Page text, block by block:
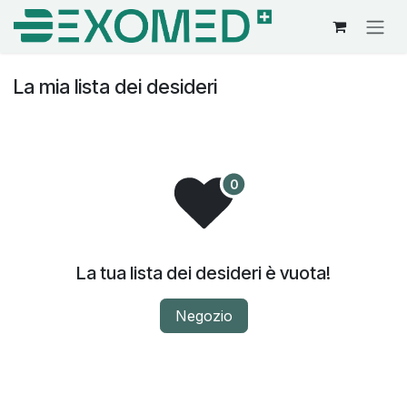
Passa al contenuto
La mia lista dei desideri
La tua lista dei desideri è vuota!
Negozio